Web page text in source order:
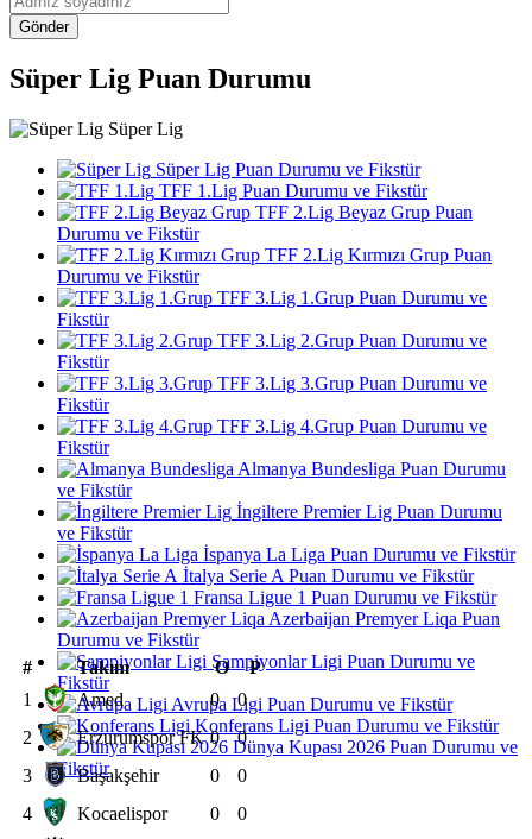
Gönder
Süper Lig Puan Durumu
Süper Lig
Süper Lig Puan Durumu ve Fikstür
TFF 1.Lig Puan Durumu ve Fikstür
TFF 2.Lig Beyaz Grup Puan
Durumu ve Fikstür
TFF 2.Lig Kırmızı Grup Puan
Durumu ve Fikstür
TFF 3.Lig 1.Grup Puan Durumu ve
Fikstür
TFF 3.Lig 2.Grup Puan Durumu ve
Fikstür
TFF 3.Lig 3.Grup Puan Durumu ve
Fikstür
TFF 3.Lig 4.Grup Puan Durumu ve
Fikstür
Almanya Bundesliga Puan Durumu
ve Fikstür
İngiltere Premier Lig Puan Durumu
ve Fikstür
İspanya La Liga Puan Durumu ve Fikstür
İtalya Serie A Puan Durumu ve Fikstür
Fransa Ligue 1 Puan Durumu ve Fikstür
Azerbaijan Premyer Liqa Puan
Durumu ve Fikstür
Şampiyonlar Ligi Puan Durumu ve
Fikstür
Avrupa Ligi Puan Durumu ve Fikstür
Konferans Ligi Puan Durumu ve Fikstür
Dünya Kupası 2026 Puan Durumu ve
Fikstür
# Takım O
P
1
Amed 0
0
2
Erzurumspor FK 0
0
3
Başakşehir 0
0
4
Kocaelispor 0
0